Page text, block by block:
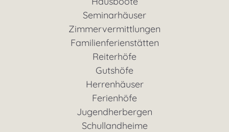
Seminarhäuser
Zimmervermittlungen
Familienferienstätten
Reiterhöfe
Gutshöfe
Herrenhäuser
Ferienhöfe
Jugendherbergen
Schullandheime